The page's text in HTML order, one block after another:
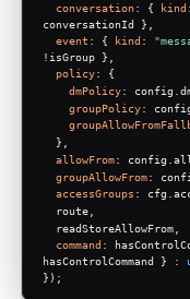
conversation: { kind
conversationId },
event : { kind :
!isGroup },
policy: {
dmPolicy: config.
groupPolicy:
  },
allowFrom: config.
groupAllowFrom:
accessGroups : cfg.
  route,
  readStoreAllowFrom,
command :
hasControlCommand } :
});